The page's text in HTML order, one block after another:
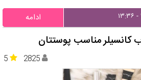
ادامه
کانسیلر مناسب پوستتان
5 2825